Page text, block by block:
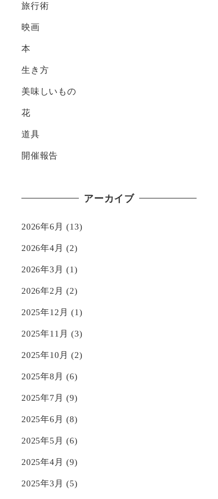
旅行術
映画
本
生き方
美味しいもの
花
道具
開催報告
アーカイブ
2026年6月 (13)
2026年4月 (2)
2026年3月 (1)
2026年2月 (2)
2025年12月 (1)
2025年11月 (3)
2025年10月 (2)
2025年8月 (6)
2025年7月 (9)
2025年6月 (8)
2025年5月 (6)
2025年4月 (9)
2025年3月 (5)